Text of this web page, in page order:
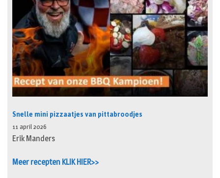
Snelle mini pizzaatjes van pittabroodjes
11 april 2026
Erik Manders
Meer recepten KLIK HIER>>